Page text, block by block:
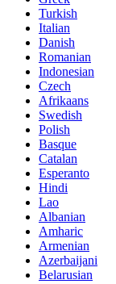
Turkish
Italian
Danish
Romanian
Indonesian
Czech
Afrikaans
Swedish
Polish
Basque
Catalan
Esperanto
Hindi
Lao
Albanian
Amharic
Armenian
Azerbaijani
Belarusian